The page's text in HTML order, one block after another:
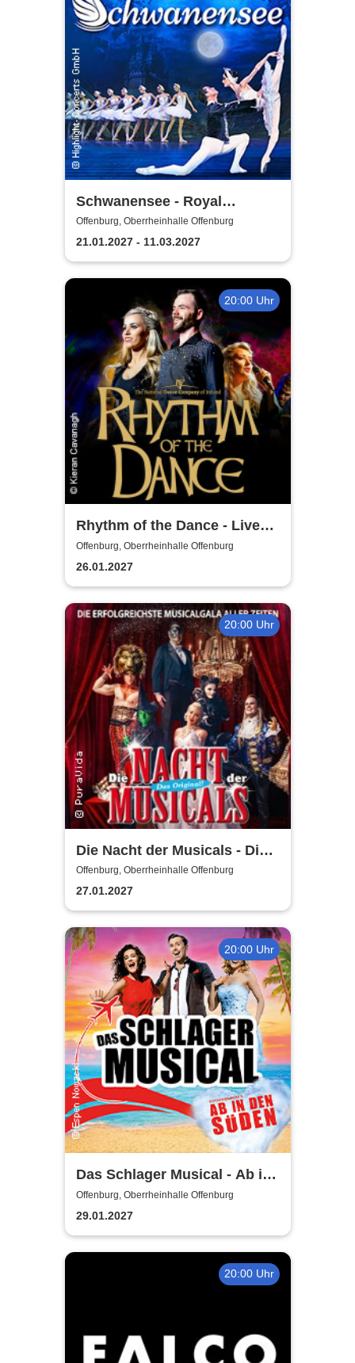
Schwanensee - Royal
Classical Ballet
Offenburg, Oberrheinhalle Offenburg
21.01.2027 - 11.03.2027
20:00 Uhr
Rhythm of the Dance - Live
2027
Offenburg, Oberrheinhalle Offenburg
26.01.2027
20:00 Uhr
Die Nacht der Musicals - Die
erfolgreichste Musicalgala
aller Zeiten
Offenburg, Oberrheinhalle Offenburg
27.01.2027
20:00 Uhr
Das Schlager Musical - Ab in
den Süden 2026/2027
Offenburg, Oberrheinhalle Offenburg
29.01.2027
20:00 Uhr